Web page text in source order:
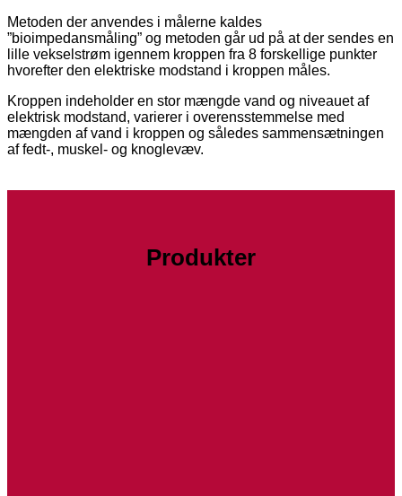
Metoden der anvendes i målerne kaldes
”bioimpedansmåling” og metoden går ud på at der sendes en
lille vekselstrøm igennem kroppen fra 8 forskellige punkter
hvorefter den elektriske modstand i kroppen måles.
Kroppen indeholder en stor mængde vand og niveauet af
elektrisk modstand, varierer i overensstemmelse med
mængden af vand i kroppen og således sammensætningen
af fedt-, muskel- og knoglevæv.
Produkter